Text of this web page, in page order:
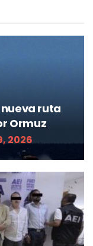
ruta
Ormuz
2026